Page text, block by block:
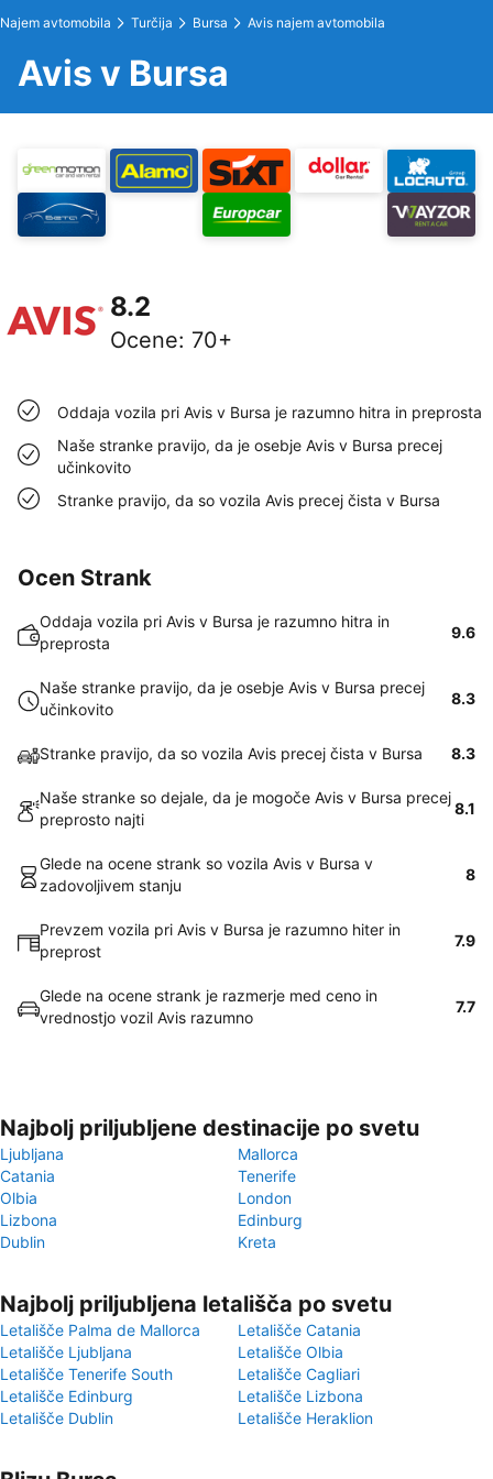
Najem avtomobila Turčija Bursa Avis najem avtomobila
Avis v Bursa
8.2
Ocene: 70+
Oddaja vozila pri Avis v Bursa je razumno hitra in preprosta
Naše stranke pravijo, da je osebje Avis v Bursa precej
učinkovito
Stranke pravijo, da so vozila Avis precej čista v Bursa
Ocen Strank
Oddaja vozila pri Avis v Bursa je razumno hitra in
preprosta
9.6
Naše stranke pravijo, da je osebje Avis v Bursa precej
učinkovito
8.3
Stranke pravijo, da so vozila Avis precej čista v Bursa 8.3
Naše stranke so dejale, da je mogoče Avis v Bursa precej
preprosto najti
8.1
Glede na ocene strank so vozila Avis v Bursa v
zadovoljivem stanju
8
Prevzem vozila pri Avis v Bursa je razumno hiter in
preprost
7.9
Glede na ocene strank je razmerje med ceno in
vrednostjo vozil Avis razumno
7.7
Najbolj priljubljene destinacije po svetu
Ljubljana
Mallorca
Catania
Tenerife
Olbia
London
Lizbona
Edinburg
Dublin
Kreta
Najbolj priljubljena letališča po svetu
Letališče Palma de Mallorca
Letališče Catania
Letališče Ljubljana
Letališče Olbia
Letališče Tenerife South
Letališče Cagliari
Letališče Edinburg
Letališče Lizbona
Letališče Dublin
Letališče Heraklion